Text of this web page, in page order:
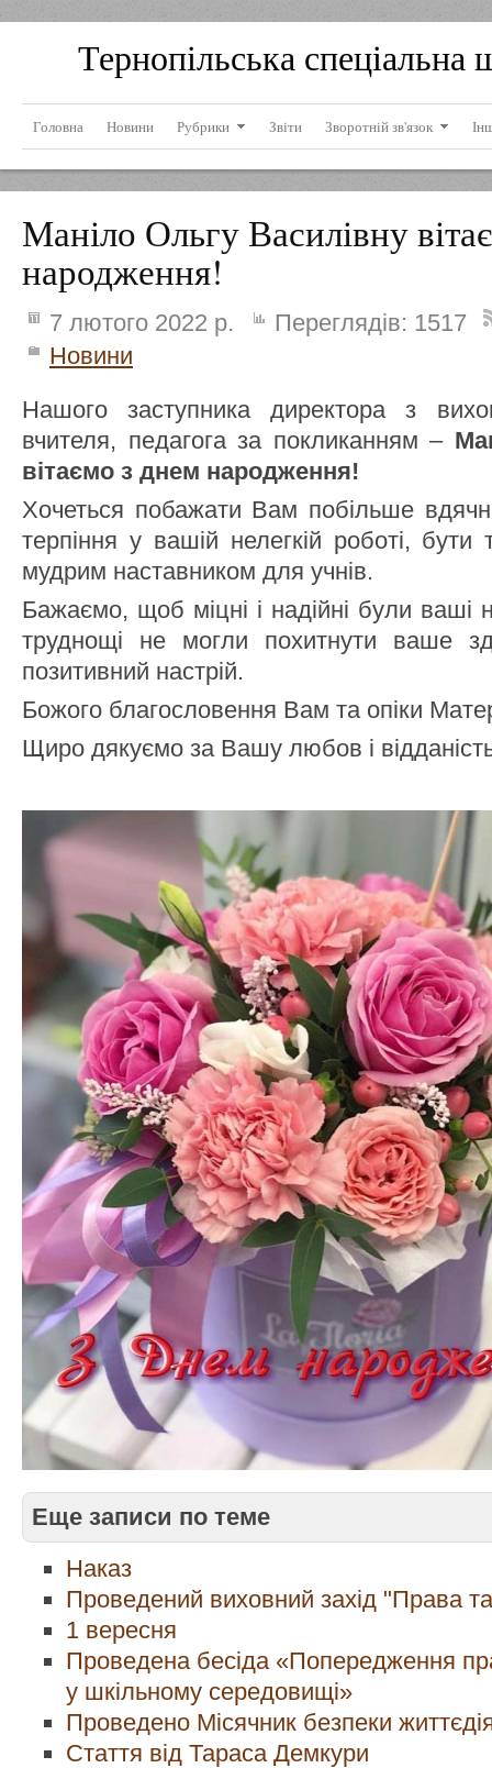
Тернопільська спеціальна
Головна Новини Рубрики Звіти Зворотній зв'язок
Маніло Ольгу Василівну
народження!
7 лютого 2022 р. Переглядів: 1517
Новини
Нашого заступника директора з
вчителя, педагога за покликанням –
вітаємо з днем народження!
Хочеться побажати Вам побільше
терпіння у вашій нелегкій роботі,
мудрим наставником для учнів.
Бажаємо, щоб міцні і надійні були ваші
труднощі не могли похитнути ваше
позитивний настрій.
Божого благословення Вам та опіки
Щиро дякуємо за Вашу любов і
Еще записи по теме
Наказ
Проведений виховний захід "Права
1 вересня
Проведена бесіда «Попередження
у шкільному середовищі»
Проведено Місячник безпеки
Стаття від Тараса Демкури